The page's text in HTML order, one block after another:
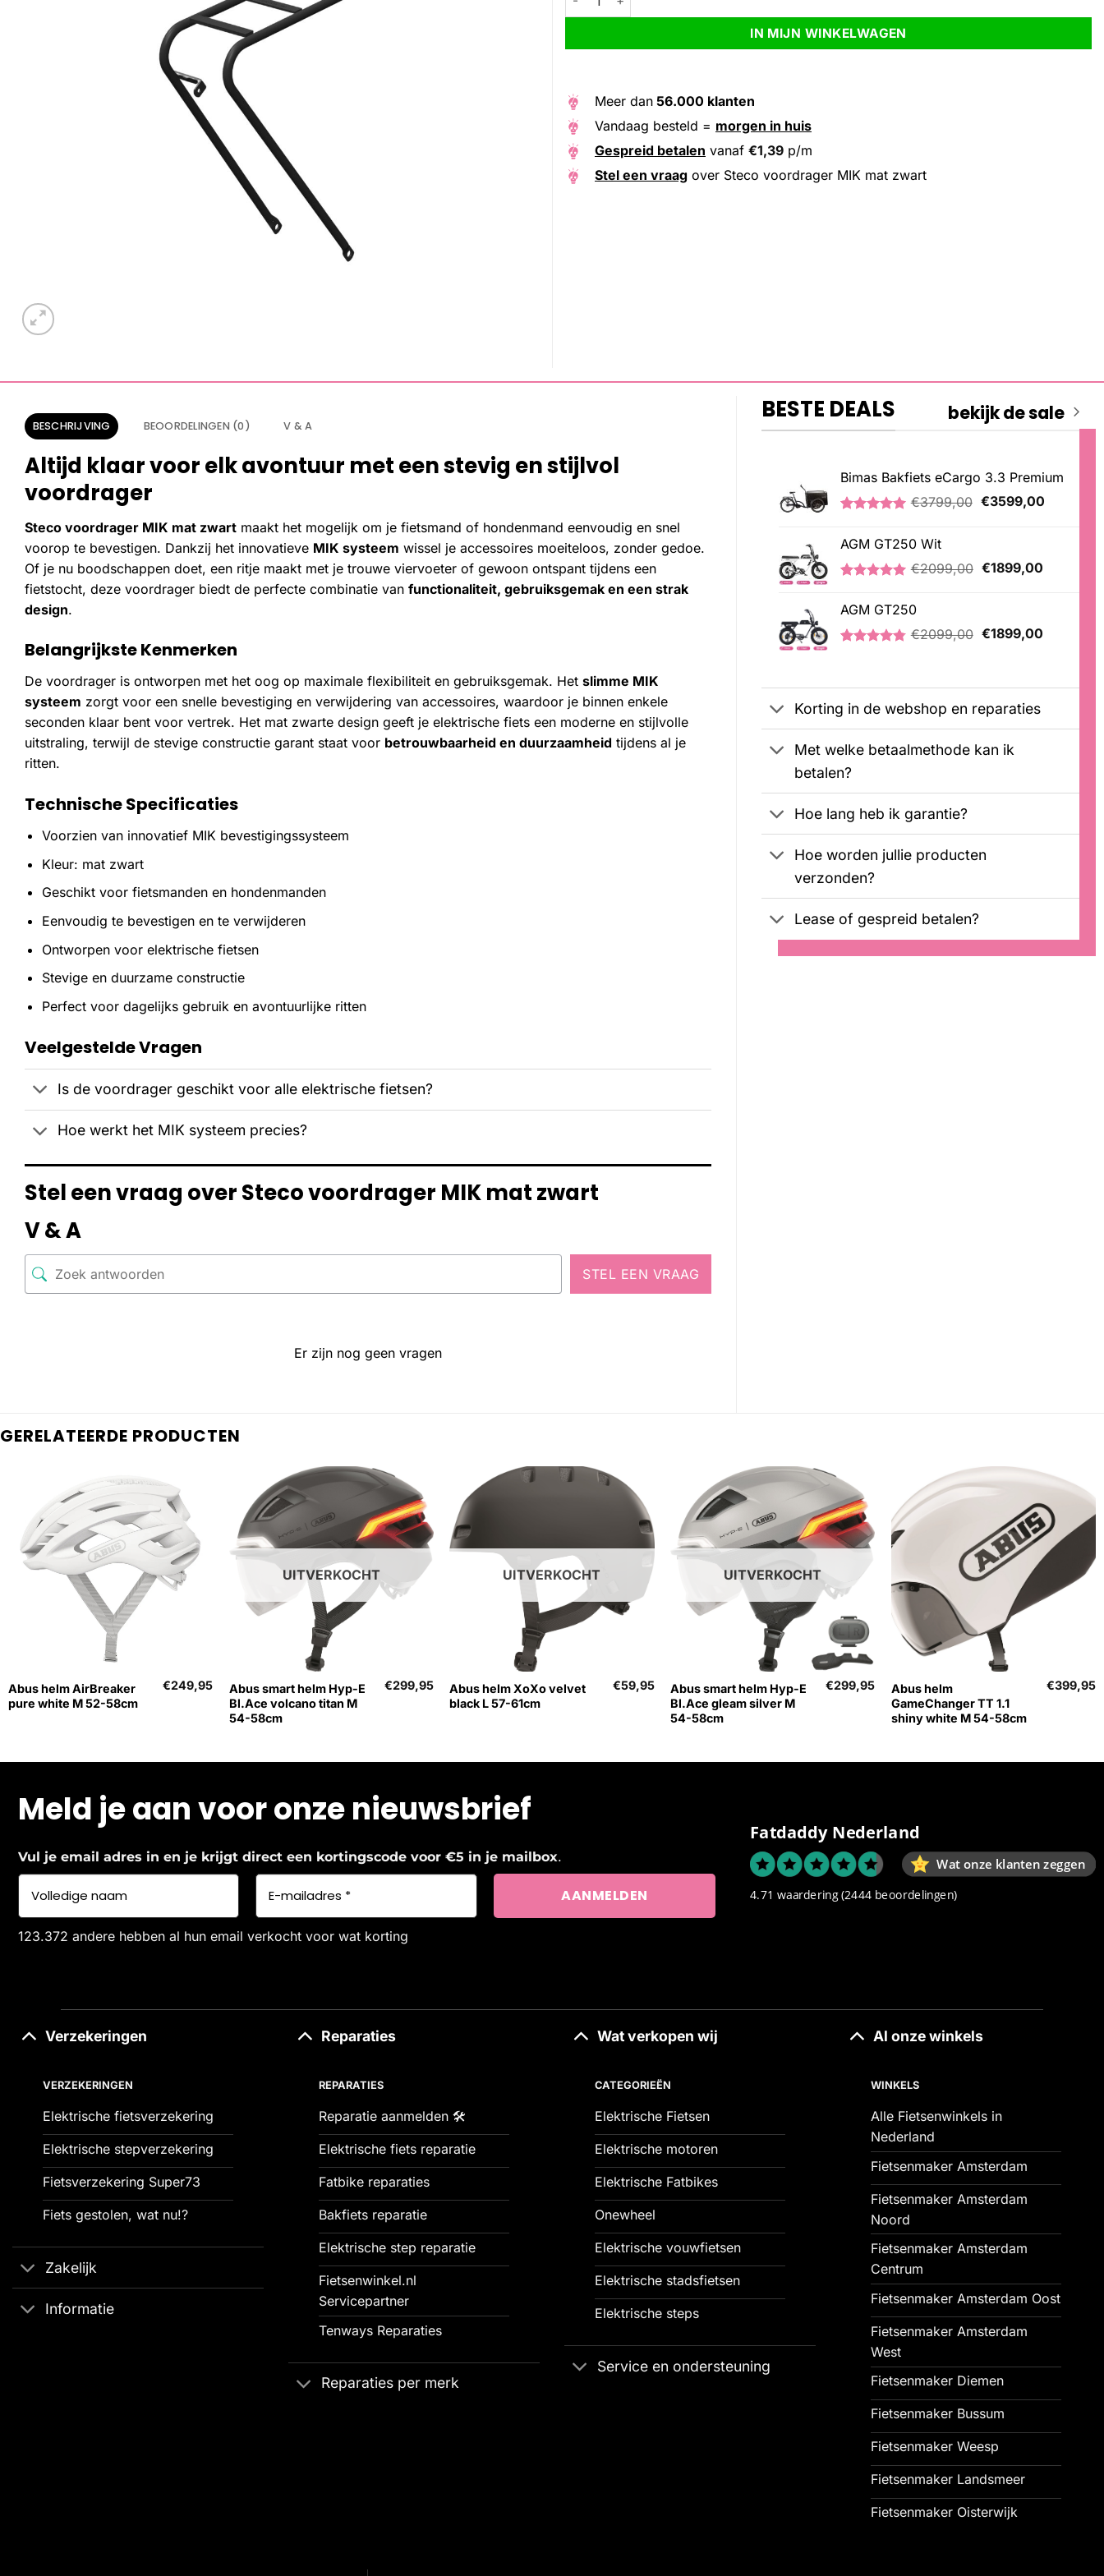
IN MIJN WINKELWAGEN
Meer dan 56.000 klanten
Vandaag besteld = morgen in huis
Gespreid betalen vanaf €1,39 p/m
Stel een vraag over Steco voordrager MIK mat zwart
BESCHRIJVING BEOORDELINGEN (0) V & A
Altijd klaar voor elk avontuur met een stevig en stijlvol
voordrager
Steco voordrager MIK mat zwart maakt het mogelijk om je fietsmand of hondenmand eenvoudig en snel
voorop te bevestigen. Dankzij het innovatieve MIK systeem wissel je accessoires moeiteloos, zonder gedoe.
Of je nu boodschappen doet, een ritje maakt met je trouwe viervoeter of gewoon ontspant tijdens een
fietstocht, deze voordrager biedt de perfecte combinatie van functionaliteit, gebruiksgemak en een strak
design.
Belangrijkste Kenmerken
De voordrager is ontworpen met het oog op maximale flexibiliteit en gebruiksgemak. Het slimme MIK
systeem zorgt voor een snelle bevestiging en verwijdering van accessoires, waardoor je binnen enkele
seconden klaar bent voor vertrek. Het mat zwarte design geeft je elektrische fiets een moderne en stijlvolle
uitstraling, terwijl de stevige constructie garant staat voor betrouwbaarheid en duurzaamheid tijdens al je
ritten.
Technische Specificaties
Voorzien van innovatief MIK bevestigingssysteem
Kleur: mat zwart
Geschikt voor fietsmanden en hondenmanden
Eenvoudig te bevestigen en te verwijderen
Ontworpen voor elektrische fietsen
Stevige en duurzame constructie
Perfect voor dagelijks gebruik en avontuurlijke ritten
Veelgestelde Vragen
Is de voordrager geschikt voor alle elektrische fietsen?
Hoe werkt het MIK systeem precies?
Stel een vraag over Steco voordrager MIK mat zwart
V & A
STEL EEN VRAAG
Er zijn nog geen vragen
BESTE DEALS bekijk de sale
Bimas Bakfiets eCargo 3.3 Premium
5.00 op 5
gebaseerd
op
klantbeoordelingen
€3799,00 Oorspronkelijke
€3599,00Huidige
AGM GT250 Wit
5.00 op 5
gebaseerd
op
klantbeoordeling
€2099,00 Oorspronkelijke
€1899,00Huidige
AGM GT250
klantbeoordelingen
€2099,00 Oorspronkelijke
€1899,00Huidige
Korting in de webshop en reparaties
Met welke betaalmethode kan ik
betalen?
Hoe lang heb ik garantie?
Hoe worden jullie producten
verzonden?
Lease of gespreid betalen?
GERELATEERDE PRODUCTEN
Abus helm AirBreaker
pure white M 52-58cm
€249,95
UITVERKOCHT
Abus smart helm Hyp-E
Bl.Ace volcano titan M
54-58cm
€299,95
UITVERKOCHT
Abus helm XoXo velvet
black L 57-61cm
€59,95
UITVERKOCHT
Abus smart helm Hyp-E
Bl.Ace gleam silver M
54-58cm
€299,95
Abus helm
GameChanger TT 1.1
shiny white M 54-58cm
€399,95
Meld je aan voor onze nieuwsbrief
Vul je email adres in en je krijgt direct een kortingscode voor €5 in je mailbox.
123.372 andere hebben al hun email verkocht voor wat korting
Fatdaddy Nederland
Wat onze klanten zeggen
4.71 waardering (2444 beoordelingen)
Verzekeringen
VERZEKERINGEN
Elektrische fietsverzekering
Elektrische stepverzekering
Fietsverzekering Super73
Fiets gestolen, wat nu!?
Zakelijk
Informatie
Reparaties
REPARATIES
Reparatie aanmelden 🛠️
Elektrische fiets reparatie
Fatbike reparaties
Bakfiets reparatie
Elektrische step reparatie
Fietsenwinkel.nl
Servicepartner
Tenways Reparaties
Reparaties per merk
Wat verkopen wij
CATEGORIEËN
Elektrische Fietsen
Elektrische motoren
Elektrische Fatbikes
Onewheel
Elektrische vouwfietsen
Elektrische stadsfietsen
Elektrische steps
Service en ondersteuning
Al onze winkels
WINKELS
Alle Fietsenwinkels in
Nederland
Fietsenmaker Amsterdam
Fietsenmaker Amsterdam
Noord
Fietsenmaker Amsterdam
Centrum
Fietsenmaker Amsterdam Oost
Fietsenmaker Amsterdam
West
Fietsenmaker Diemen
Fietsenmaker Bussum
Fietsenmaker Weesp
Fietsenmaker Landsmeer
Fietsenmaker Oisterwijk